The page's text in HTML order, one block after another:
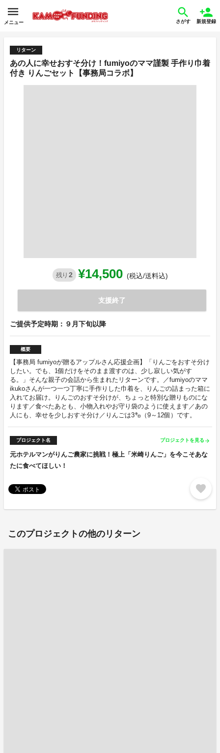
メニュー さがす 新規登録
リターン
あの人に幸せおすそ分け！fumiyoのママ謹製 手作り巾着
付き りんごセット【事務局コラボ】
残り 2 ¥14,500 (税込/送料込)
支援終了
ご提供予定時期：９月下旬以降
概要
【事務局 fumiyoが贈るアップルさん応援企画】「りんごをおすそ分け
したい。でも、1個だけをそのまま渡すのは、少し寂しい気がす
る。」そんな親子の会話から生まれたリターンです。／fumiyoのママ
ikukoさんが一つ一つ丁寧に手作りした巾着を、りんごの詰まった箱に
入れてお届け。りんごのおすそ分けが、ちょっと特別な贈りものにな
ります／食べたあとも、小物入れやお守り袋のように使えます／あの
人にも、幸せを少しおすそ分け／りんごは3㌔（9～12個）です。
プロジェクト名 プロジェクトを見る arrow_forward
元ホテルマンがりんご農家に挑戦！極上「米崎りんご」を今こそあな
たに食べてほしい！
favorite
このプロジェクトの他のリターン